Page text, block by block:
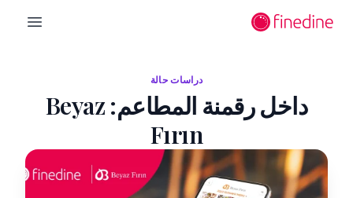
menu
دراسات حالة
داخل رقمنة المطاعم: Beyaz
Fırın